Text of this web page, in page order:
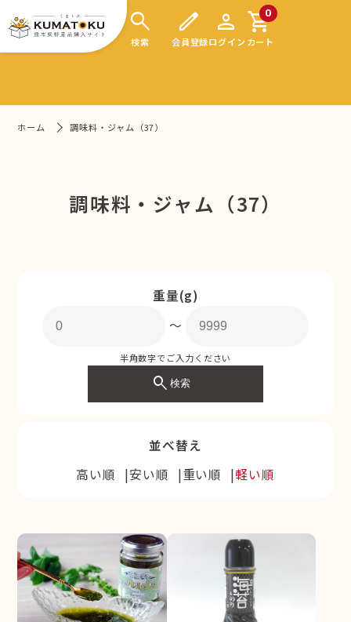
search
検索
edit
会員登録
person
ログイン
0
shopping_cart
カート
ホーム 調味料・ジャム（37）
調味料・ジャム（37）
重量(g)
〜
半角数字でご入力ください
search検索
並べ替え
高い順
安い順 重い順 軽い順